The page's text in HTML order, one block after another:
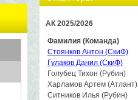
АК 2025/2026
Фамилия (Команда)
Стоянков Антон (СкиФ)
Гулаков Данил (СкиФ)
Голубец Тихон (Рубин)
Харламов Артем (Атлант)
Ситников Илья (Рубин)